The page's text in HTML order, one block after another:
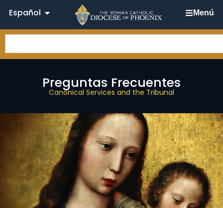
Español Menú
Preguntas Frecuentes
Canonical Services and the Tribunal